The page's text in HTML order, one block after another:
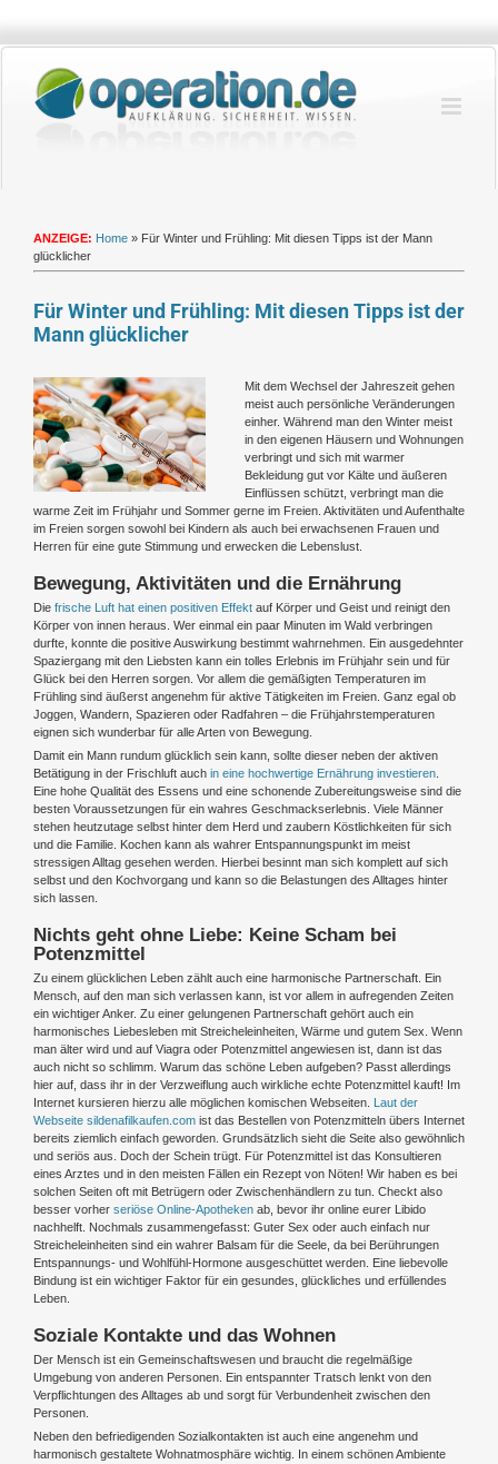
springen
ANZEIGE: Home » Für Winter und Frühling: Mit diesen Tipps ist der Mann
glücklicher
Für Winter und Frühling: Mit diesen Tipps ist der
Mann glücklicher
Zeige
grösseres
Bild
Mit dem Wechsel der Jahreszeit gehen
meist auch persönliche Veränderungen
einher. Während man den Winter meist
in den eigenen Häusern und Wohnungen
verbringt und sich mit warmer
Bekleidung gut vor Kälte und äußeren
Einflüssen schützt, verbringt man die
warme Zeit im Frühjahr und Sommer gerne im Freien. Aktivitäten und Aufenthalte
im Freien sorgen sowohl bei Kindern als auch bei erwachsenen Frauen und
Herren für eine gute Stimmung und erwecken die Lebenslust.
Bewegung, Aktivitäten und die Ernährung
Die frische Luft hat einen positiven Effekt auf Körper und Geist und reinigt den
Körper von innen heraus. Wer einmal ein paar Minuten im Wald verbringen
durfte, konnte die positive Auswirkung bestimmt wahrnehmen. Ein ausgedehnter
Spaziergang mit den Liebsten kann ein tolles Erlebnis im Frühjahr sein und für
Glück bei den Herren sorgen. Vor allem die gemäßigten Temperaturen im
Frühling sind äußerst angenehm für aktive Tätigkeiten im Freien. Ganz egal ob
Joggen, Wandern, Spazieren oder Radfahren – die Frühjahrstemperaturen
eignen sich wunderbar für alle Arten von Bewegung.
Damit ein Mann rundum glücklich sein kann, sollte dieser neben der aktiven
Betätigung in der Frischluft auch in eine hochwertige Ernährung investieren
Eine hohe Qualität des Essens und eine schonende Zubereitungsweise sind die
besten Voraussetzungen für ein wahres Geschmackserlebnis. Viele Männer
stehen heutzutage selbst hinter dem Herd und zaubern Köstlichkeiten für sich
und die Familie. Kochen kann als wahrer Entspannungspunkt im meist
stressigen Alltag gesehen werden. Hierbei besinnt man sich komplett auf sich
selbst und den Kochvorgang und kann so die Belastungen des Alltages hinter
sich lassen.
Nichts geht ohne Liebe: Keine Scham bei
Potenzmittel
Zu einem glücklichen Leben zählt auch eine harmonische Partnerschaft. Ein
Mensch, auf den man sich verlassen kann, ist vor allem in aufregenden Zeiten
ein wichtiger Anker. Zu einer gelungenen Partnerschaft gehört auch ein
harmonisches Liebesleben mit Streicheleinheiten, Wärme und gutem Sex. Wenn
man älter wird und auf Viagra oder Potenzmittel angewiesen ist, dann ist das
auch nicht so schlimm. Warum das schöne Leben aufgeben? Passt allerdings
hier auf, dass ihr in der Verzweiflung auch wirkliche echte Potenzmittel kauft! Im
Internet kursieren hierzu alle möglichen komischen Webseiten.
Laut der
Webseite sildenafilkaufen.com ist das Bestellen von Potenzmitteln übers Internet
bereits ziemlich einfach geworden. Grundsätzlich sieht die Seite also gewöhnlich
und seriös aus. Doch der Schein trügt. Für Potenzmittel ist das Konsultieren
eines Arztes und in den meisten Fällen ein Rezept von Nöten! Wir haben es bei
solchen Seiten oft mit Betrügern oder Zwischenhändlern zu tun. Checkt also
besser vorher seriöse Online-Apotheken ab, bevor ihr online eurer Libido
nachhelft. Nochmals zusammengefasst: Guter Sex oder auch einfach nur
Streicheleinheiten sind ein wahrer Balsam für die Seele, da bei Berührungen
Entspannungs- und Wohlfühl-Hormone ausgeschüttet werden. Eine liebevolle
Bindung ist ein wichtiger Faktor für ein gesundes, glückliches und erfüllendes
Leben.
Soziale Kontakte und das Wohnen
Der Mensch ist ein Gemeinschaftswesen und braucht die regelmäßige
Umgebung von anderen Personen. Ein entspannter Tratsch lenkt von den
Verpflichtungen des Alltages ab und sorgt für Verbundenheit zwischen den
Personen.
Neben den befriedigenden Sozialkontakten ist auch eine angenehm und
harmonisch gestaltete Wohnatmosphäre wichtig. In einem schönen Ambiente